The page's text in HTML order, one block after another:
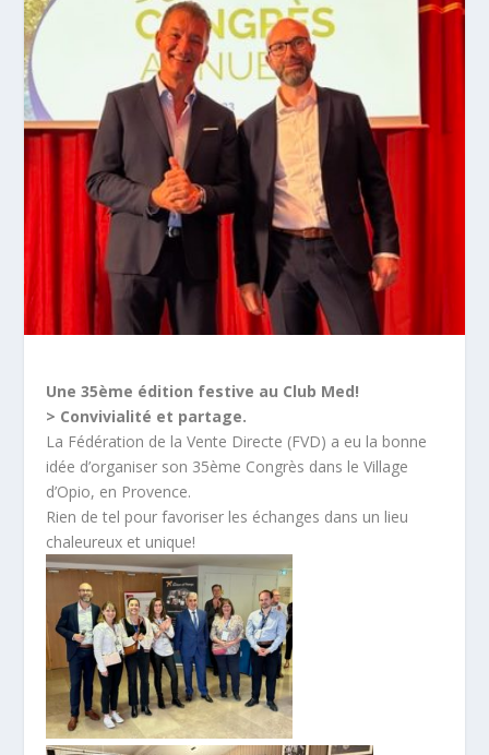
Une 35ème édition festive au Club Med!
> Convivialité et partage.
La Fédération de la Vente Directe (FVD) a eu la bonne
idée d’organiser son 35ème Congrès dans le Village
d’Opio, en Provence.
Rien de tel pour favoriser les échanges dans un lieu
chaleureux et unique!